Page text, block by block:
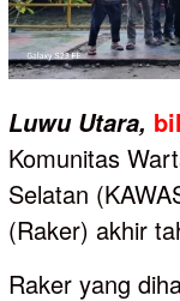
Luwu Utara,
Komunitas
Selatan
(Raker) akhir
Raker yang